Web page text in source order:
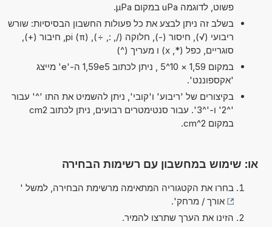
פשוט, לדוגמה uPa במקום µPa.
בשלב זה ניתן לבצע את כל פעולות החשבון הבסיסיות: שורש
ריבועי (√), חיסור (-), חלוקה (/, :, ÷), pi (π), חיבור (+),
סוגריים, כפל (*, x) ו מעריך (^)
במקום 1,59 × 10^5 , ניתן לכתוב 1,59e5 ה-'e' מייצג
'אקספוננט'.
בקיצורים של 'ריבוע' ו'קובי', ניתן להשמיט את התו '^' עבור
'^2' ו-'^3'. עבור סנטימטרים רבועים, ניתן לכתוב cm2
במקום cm^2.
או: שימוש במחשבון עם רשימות הבחירה
בחרו את הקטגוריה המתאימה מרשימת הבחירה, למשל '
אורך / מרחק'.
הזינו את הערך שתרצו להמיר.